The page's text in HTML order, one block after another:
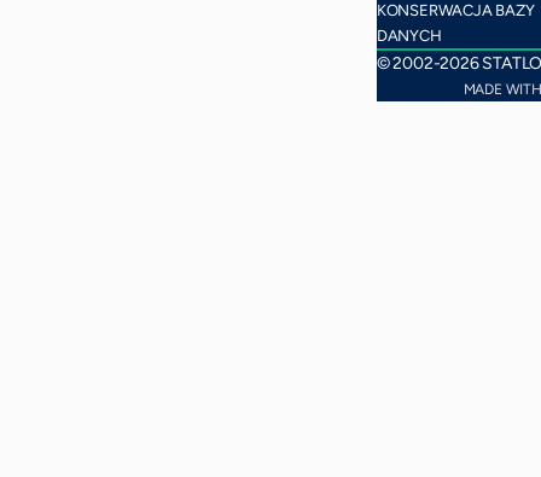
KONSERWACJA BAZY
DANYCH
© 2002-2026
MADE